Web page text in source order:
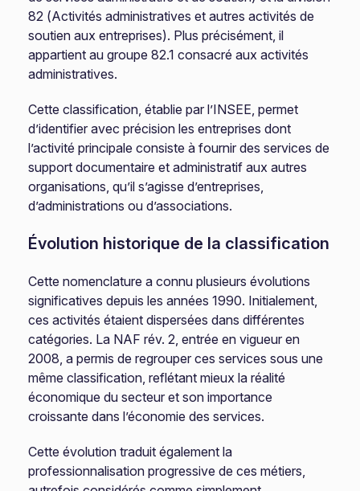
82 (Activités administratives et autres activités de
soutien aux entreprises). Plus précisément, il
appartient au groupe 82.1 consacré aux activités
administratives.
Cette classification, établie par l’INSEE, permet
d’identifier avec précision les entreprises dont
l’activité principale consiste à fournir des services de
support documentaire et administratif aux autres
organisations, qu’il s’agisse d’entreprises,
d’administrations ou d’associations.
Évolution historique de la classification
Cette nomenclature a connu plusieurs évolutions
significatives depuis les années 1990. Initialement,
ces activités étaient dispersées dans différentes
catégories. La NAF rév. 2, entrée en vigueur en
2008, a permis de regrouper ces services sous une
même classification, reflétant mieux la réalité
économique du secteur et son importance
croissante dans l’économie des services.
Cette évolution traduit également la
professionnalisation progressive de ces métiers,